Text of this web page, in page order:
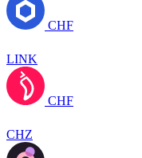
CHF
LINK
CHF
CHZ